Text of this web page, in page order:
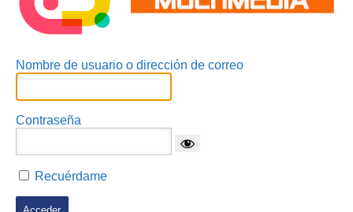
Nombre de usuario o dirección de correo
Contraseña
Recuérdame